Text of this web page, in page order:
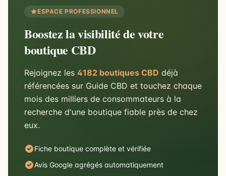
ESPACE PROFESSIONNEL
Boostez la visibilité de votre
boutique CBD
Rejoignez les 4182 boutiques CBD déjà
référencées sur Guide CBD et touchez chaque
mois des milliers de consommateurs à la
recherche d'une boutique fiable près de chez
eux.
Fiche boutique complète et vérifiée
Avis Google agrégés automatiquement